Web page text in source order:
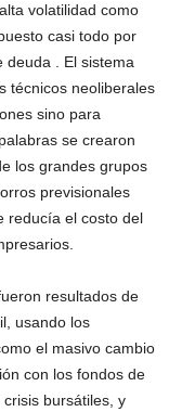
volatilidad como
casi todo por
deuda . El sistema
técnicos neoliberales
sino para
se crearon
los grandes grupos
previsionales
reducía el costo del
resultados de
usando los
el masivo cambio
con los fondos de
bursátiles, y